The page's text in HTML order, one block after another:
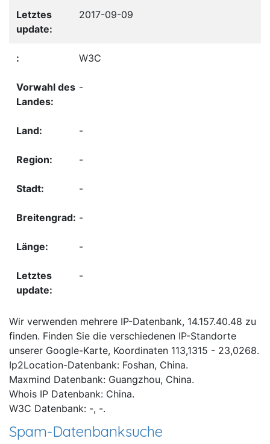
2017-09-09
W3C
-
-
-
-
-
-
-
Wir verwenden mehrere IP-Datenbank, 14.157.40.48 zu
finden. Finden Sie die verschiedenen IP-Standorte
unserer Google-Karte, Koordinaten 113,1315 - 23,0268.
Ip2Location-Datenbank: Foshan, China.
Maxmind Datenbank: Guangzhou, China.
Whois IP Datenbank: China.
W3C Datenbank: -, -.
Spam-Datenbanksuche